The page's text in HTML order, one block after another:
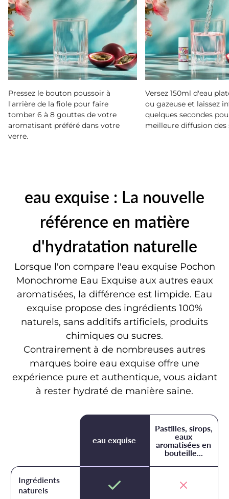
Pressez le bouton poussoir à
l'arrière de la fiole pour faire
tomber 6 à 8 gouttes de votre
aromatisant préféré dans votre
verre.
Versez 150ml d'eau
ou gazeuse et laissez
quelques secondes
meilleure diffusion des
eau exquise : La nouvelle
référence en matière
d'hydratation naturelle
Lorsque l'on compare l'eau exquise Pochon
Monochrome Eau Exquise aux autres eaux
aromatisées, la différence est limpide. Eau
exquise propose des ingrédients 100%
naturels, sans additifs artificiels, produits
chimiques ou sucres.
Contrairement à de nombreuses autres
marques boire eau exquise offre une
expérience pure et authentique, vous aidant
à rester hydraté de manière saine.
eau exquise
Pastilles, sirops,
eaux
aromatisées en
bouteille...
Ingrédients
naturels